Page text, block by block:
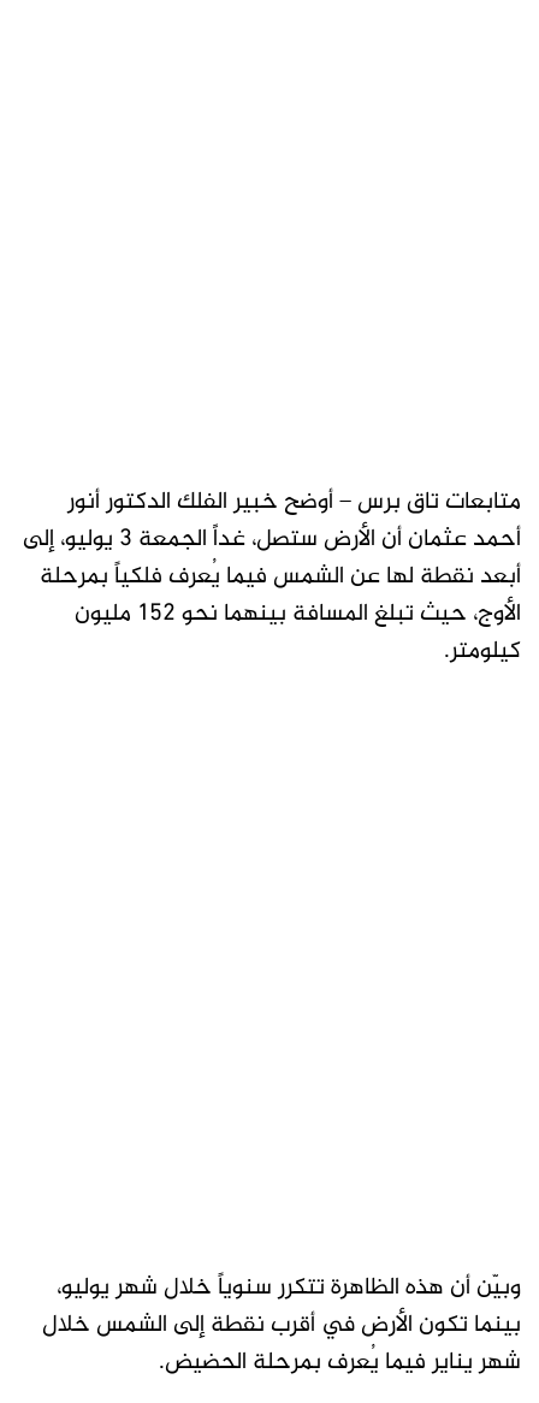
متابعات تاق برس – أوضح خبير الفلك الدكتور أنور
أحمد عثمان أن الأرض ستصل، غداً الجمعة 3 يوليو، إلى
أبعد نقطة لها عن الشمس فيما يُعرف فلكياً بمرحلة
الأوج، حيث تبلغ المسافة بينهما نحو 152 مليون
كيلومتر.
وبيّن أن هذه الظاهرة تتكرر سنوياً خلال شهر يوليو،
بينما تكون الأرض في أقرب نقطة إلى الشمس خلال
شهر يناير فيما يُعرف بمرحلة الحضيض.